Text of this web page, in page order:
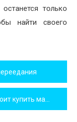
только
найти своего
Уникальные возможности: почему стоит купить машинку для стрижки PHILIPS